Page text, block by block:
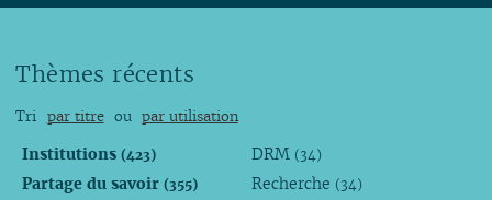
Thèmes récents
Tri par titre ou par utilisation
Institutions (423)
Partage du savoir (355)
DRM (34)
Recherche (34)